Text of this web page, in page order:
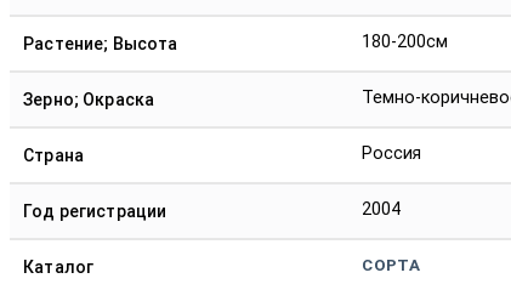
Растение; Высота 180-200см
Зерно; Окраска Темно-
Страна Россия
Год регистрации 2004
Каталог СОРТА